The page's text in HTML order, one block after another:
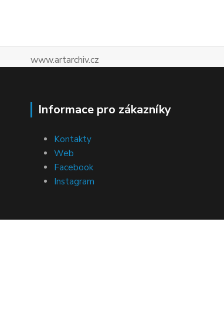
www.artarchiv.cz
Informace pro zákazníky
Kontakty
Web
Facebook
Instagram